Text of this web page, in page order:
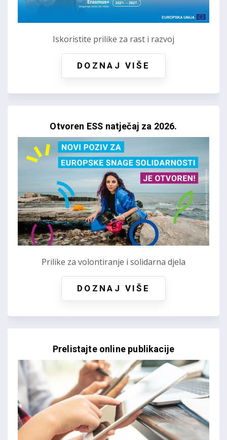
Iskoristite prilike za rast i razvoj
DOZNAJ VIŠE
Otvoren ESS natječaj za 2026.
Prilike za volontiranje i solidarna djela
DOZNAJ VIŠE
Prelistajte online publikacije